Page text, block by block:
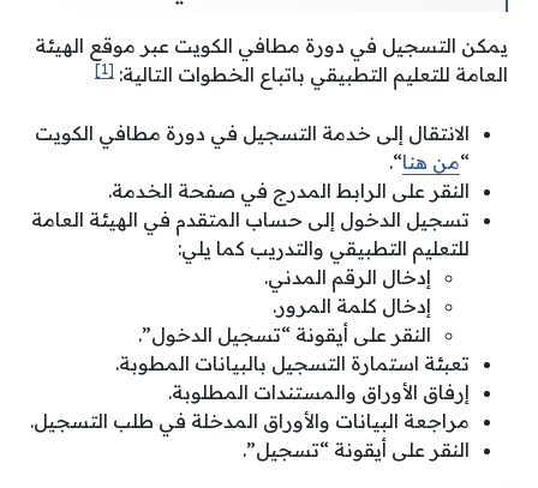
يمكن التسجيل في دورة مطافي الكويت عبر موقع الهيئة
العامة للتعليم التطبيقي باتباع الخطوات التالية: [1]
الانتقال إلى خدمة التسجيل في دورة مطافي الكويت
“من هنا“.
النقر على الرابط المدرج في صفحة الخدمة.
تسجيل الدخول إلى حساب المتقدم في الهيئة العامة
للتعليم التطبيقي والتدريب كما يلي:
إدخال الرقم المدني.
إدخال كلمة المرور.
النقر على أيقونة “تسجيل الدخول”.
تعبئة استمارة التسجيل بالبيانات المطوبة.
إرفاق الأوراق والمستندات المطلوبة.
مراجعة البيانات والأوراق المدخلة في طلب التسجيل.
النقر على أيقونة “تسجيل”.